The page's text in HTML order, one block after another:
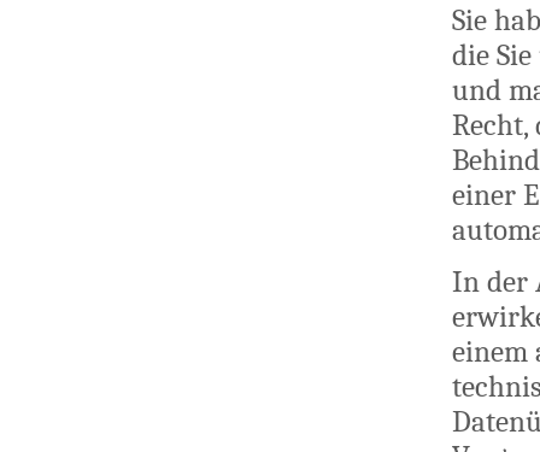
Sie
die
und
Recht,
einer
In der
einem